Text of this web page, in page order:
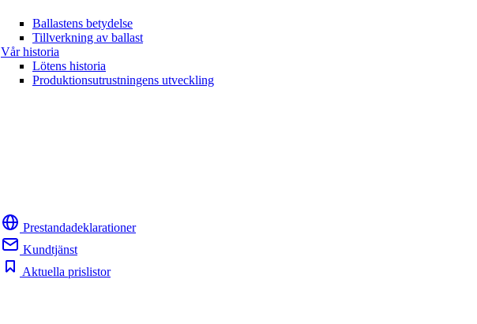
Ballastens betydelse
Tillverkning av ballast
Vår historia
Lötens historia
Produktionsutrustningens utveckling
Prestandadeklarationer
Kundtjänst
Aktuella prislistor